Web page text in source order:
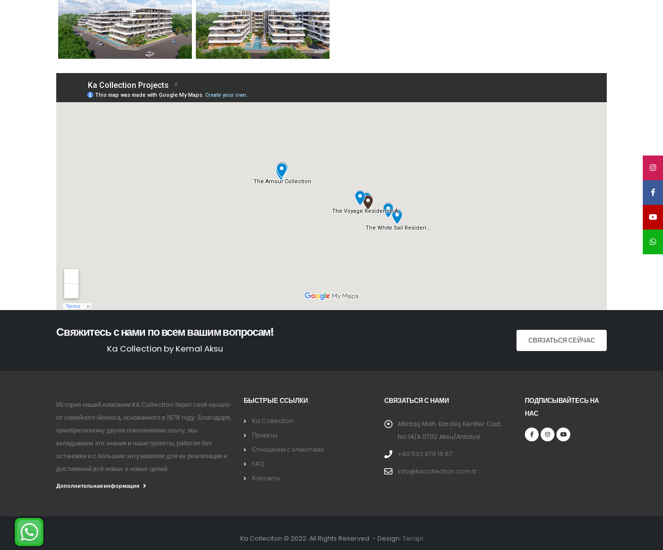
Свяжитесь с нами по всем вашим вопросам!
Ka Collection by Kemal Aksu
СВЯЗАТЬСЯ СЕЙЧАС
История нашей компании KA Collection берет своё начало
от семейного бизнеса, основанного в 1978 году. Благодаря,
приобретенному двумя поколениями опыту, мы
вкладываем эти знания в наши проекты, работая без
остановки и с большим энтузиазмом для их реализации и
достижений всё новых и новых целей.
Дополнительная информация
БЫСТРЫЕ ССЫЛКИ
Ka Collection
Проекты
Отношения с клиентами
FAQ
Контакты
СВЯЗАТЬСЯ С НАМИ
Altıntaş Mah. Kardeş Kentler Cad.
No:14/A 07112 Aksu/Antalya
+90 533 678 16 67
info@kacollection.com.tr
ПОДПИСЫВАЙТЕСЬ НА
НАС
Ka Colleciton © 2022. All Rights Reserved. - Design: Terapi